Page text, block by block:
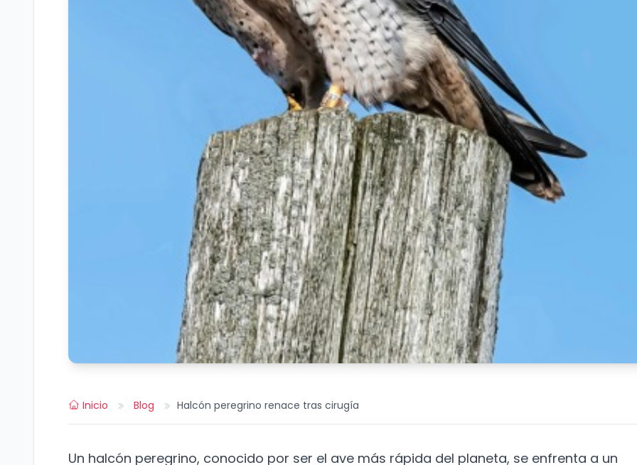
Inicio Blog Halcón peregrino renace tras cirugía
Un halcón peregrino, conocido por ser el ave más rápida del planeta, se enfrenta a un